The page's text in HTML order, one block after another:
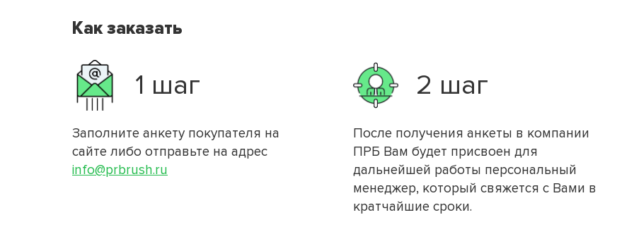
Как заказать
1 шаг
Заполните анкету покупателя на
сайте либо отправьте на адрес
info@prbrush.ru
2 шаг
После получения анкеты в компании
ПРБ Вам будет присвоен для
дальнейшей работы персональный
менеджер, который свяжется с Вами в
кратчайшие сроки.